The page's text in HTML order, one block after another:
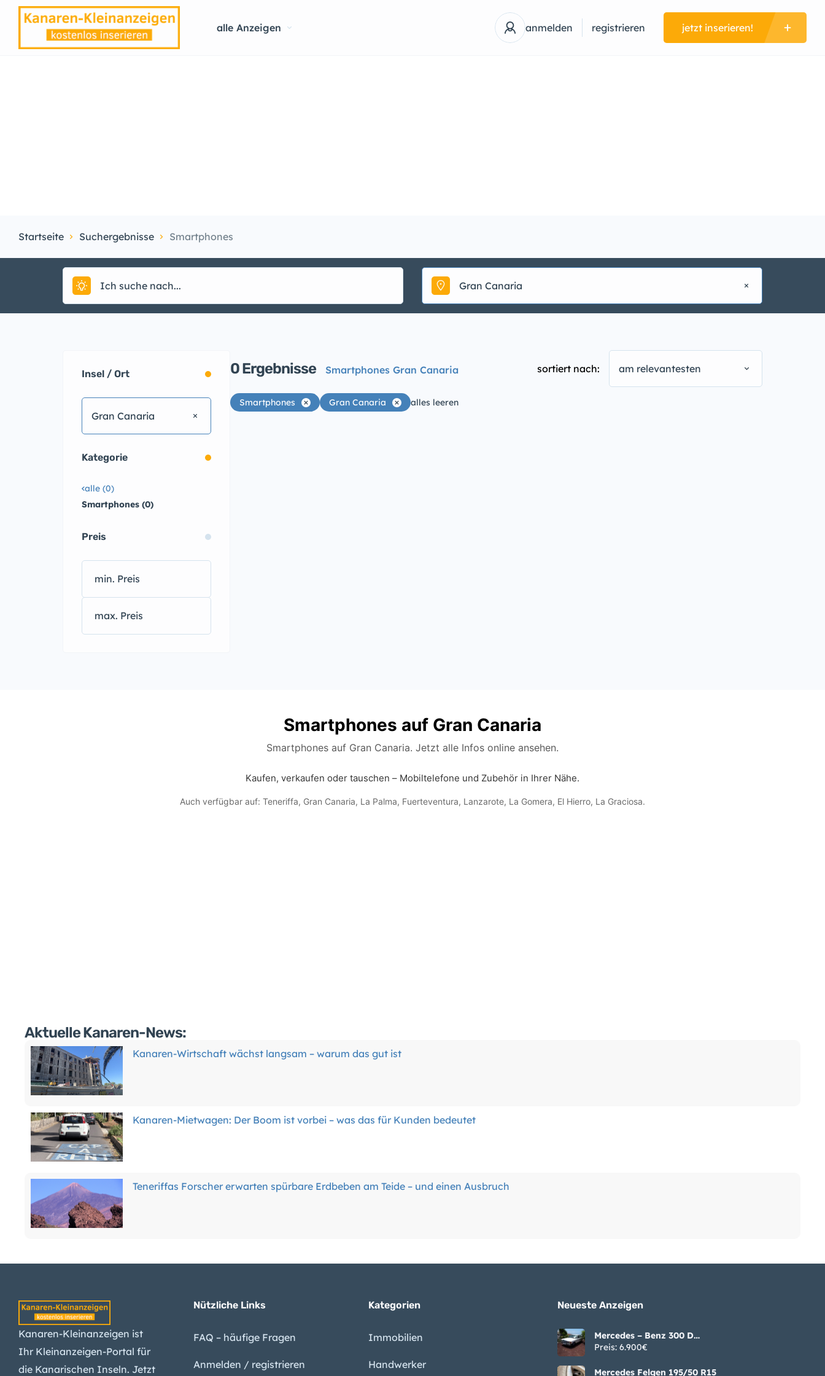
alle Anzeigen anmelden registrieren jetzt inserieren!
Startseite Suchergebnisse Smartphones
Gran Canaria
Insel / Ort
Gran Canaria
Kategorie
alle (0)
Smartphones (0)
Preis
0Ergebnisse Smartphones Gran Canaria sortiert nach: am relevantesten
Smartphones Gran Canaria alles leeren
Smartphones auf Gran Canaria
Smartphones auf Gran Canaria. Jetzt alle Infos online ansehen.
Kaufen, verkaufen oder tauschen – Mobiltelefone und Zubehör in Ihrer Nähe.
Auch verfügbar auf: Teneriffa, Gran Canaria, La Palma, Fuerteventura, Lanzarote, La Gomera, El Hierro, La Graciosa.
Aktuelle Kanaren-News:
Kanaren-Wirtschaft wächst langsam – warum das gut ist
Kanaren-Mietwagen: Der Boom ist vorbei – was das für Kunden bedeutet
Teneriffas Forscher erwarten spürbare Erdbeben am Teide – und einen Ausbruch
Kanaren-Kleinanzeigen ist
Ihr Kleinanzeigen-Portal für
die Kanarischen Inseln. Jetzt
Nützliche Links
FAQ – häufige Fragen
Anmelden / registrieren
Kategorien
Immobilien
Handwerker
Neueste Anzeigen
Mercedes – Benz 300 D
W123
Preis: 6.900€
Mercedes Felgen 195/50 R15